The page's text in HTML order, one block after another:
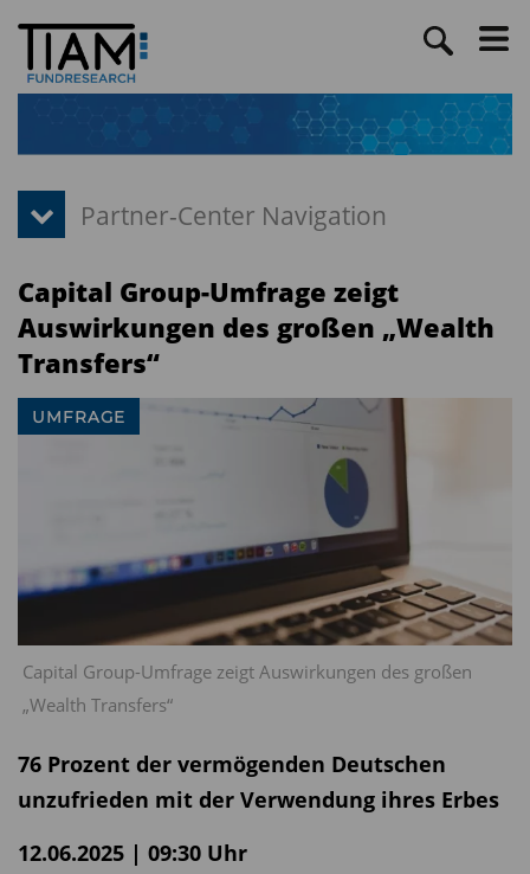
Capital Group-Umfrage zeigt
Auswirkungen des großen „Wealth
Transfers“
Capital Group-Umfrage zeigt Auswirkungen des großen
„Wealth Transfers“
UMFRAGE
76 Prozent der vermögenden Deutschen
unzufrieden mit der Verwendung ihres Erbes
12.06.2025 | 09:30 Uhr